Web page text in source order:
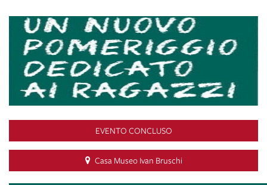
EVENTO CONCLUSO
Casa Museo Ivan Bruschi